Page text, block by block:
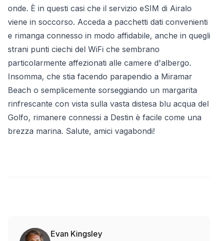
onde. È in questi casi che il servizio eSIM di Airalo
viene in soccorso. Acceda a pacchetti dati convenienti
e rimanga connesso in modo affidabile, anche in quegli
strani punti ciechi del WiFi che sembrano
particolarmente affezionati alle camere d'albergo.
Insomma, che stia facendo parapendio a Miramar
Beach o semplicemente sorseggiando un margarita
rinfrescante con vista sulla vasta distesa blu acqua del
Golfo, rimanere connessi a Destin è facile come una
brezza marina. Salute, amici vagabondi!
Evan Kingsley